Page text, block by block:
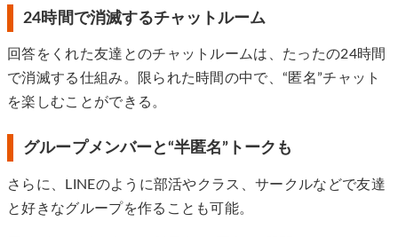
24時間で消滅するチャットルーム
回答をくれた友達とのチャットルームは、たったの24時間
で消滅する仕組み。限られた時間の中で、“匿名”チャット
を楽しむことができる。
グループメンバーと“半匿名”トークも
さらに、LINEのように部活やクラス、サークルなどで友達
と好きなグループを作ることも可能。